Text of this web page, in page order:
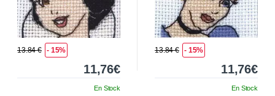
13.84 € - 15%
11,76€
En Stock
13.84 € - 15%
11,76€
En Stock